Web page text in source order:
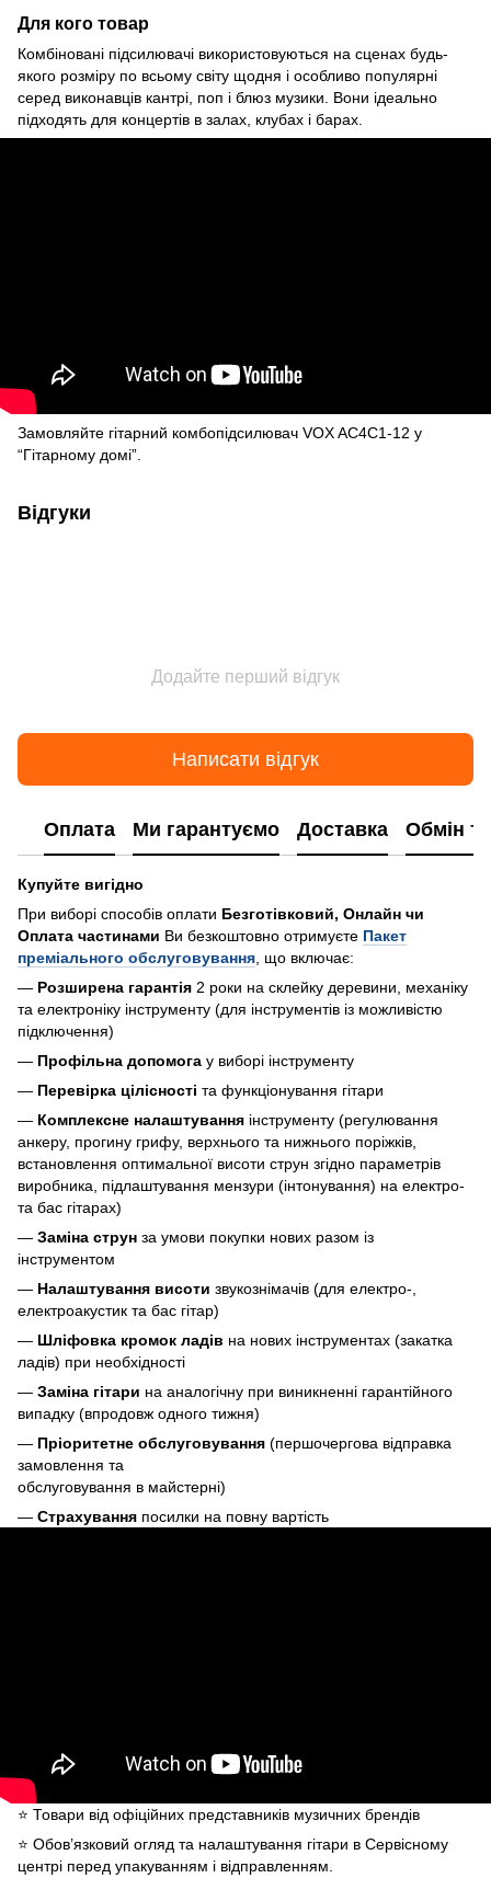
Для кого товар
Комбіновані підсилювачі використовуються на сценах будь-
якого розміру по всьому світу щодня і особливо популярні
серед виконавців кантрі, поп і блюз музики. Вони ідеально
підходять для концертів в залах, клубах і барах.
Замовляйте гітарний комбопідсилювач VOX AC4C1-12 у
“Гітарному домі”.
Відгуки
Додайте перший відгук
Написати відгук
Оплата Ми гарантуємо Доставка Обмін
Купуйте вигідно
При виборі способів оплати Безготівковий, Онлайн чи
Оплата частинами Ви безкоштовно отримуєте Пакет
преміального обслуговування, що включає:
— Розширена гарантія 2 роки на склейку деревини, механіку
та електроніку інструменту (для інструментів із можливістю
підключення)
— Профільна допомога у виборі інструменту
— Перевірка цілісності та функціонування гітари
— Комплексне налаштування інструменту (регулювання
анкеру, прогину грифу, верхнього та нижнього поріжків,
встановлення оптимальної висоти струн згідно параметрів
виробника, підлаштування мензури (інтонування) на електро-
та бас гітарах)
— Заміна струн за умови покупки нових разом із
інструментом
— Налаштування висоти звукознімачів (для електро-,
електроакустик та бас гітар)
— Шліфовка кромок ладів на нових інструментах (закатка
ладів) при необхідності
— Заміна гітари на аналогічну при виникненні гарантійного
випадку (впродовж одного тижня)
— Пріоритетне обслуговування (першочергова відправка
замовлення та
обслуговування в майстерні)
— Страхування посилки на повну вартість
⭐️ Товари від офіційних представників музичних брендів
⭐️ Обов’язковий огляд та налаштування гітари в Сервісному
центрі перед упакуванням і відправленням.